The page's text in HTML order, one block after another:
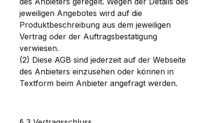
jeweiligen Angebotes wird auf die
Produktbeschreibung aus dem jeweiligen
Vertrag oder der Auftragsbestätigung
verwiesen.
(2) Diese AGB sind jederzeit auf der Webseite
des Anbieters einzusehen oder können in
Textform beim Anbieter angefragt werden.